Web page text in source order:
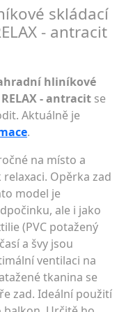
skládací
- antracit
hliníkové
- antracit se
Aktuálně je
.
na místo a
Opěrka zad
model je
ale i jako
(PVC potažený
a švy jsou
ventilaci na
tkanina se
zad. Ideální použití